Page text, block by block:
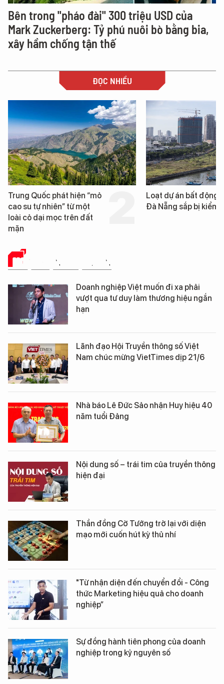
Bên trong "pháo đài" 300 triệu USD của
Mark Zuckerberg: Tỷ phú nuôi bò bằng bia,
xây hầm chống tận thế
ĐỌC NHIỀU
Loạt dự án bất động sản ở
Đà Nẵng sắp bị kiểm tra
Nga xây dựng hơn
km "hành lang chống
HOẠT ĐỘNG HỘI VIÊN
Doanh nghiệp Việt muốn đi xa phải
vượt qua tư duy làm thương hiệu ngắn
hạn
Lãnh đạo Hội Truyền thông số Việt
Nam chúc mừng VietTimes dịp 21/6
Nhà báo Lê Đức Sảo nhận Huy hiệu 40
năm tuổi Đảng
Nội dung số – trái tim của truyền thông
hiện đại
Thần đồng Cờ Tướng trở lại với diện
mạo mới cuốn hút kỳ thủ nhí
"Từ nhận diện đến chuyển đổi - Công
thức Marketing hiệu quả cho doanh
nghiệp”
Sự đồng hành tiên phong của doanh
nghiệp trong kỷ nguyên số